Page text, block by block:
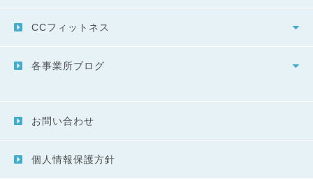
CCフィットネス
各事業所ブログ
お問い合わせ
個人情報保護方針